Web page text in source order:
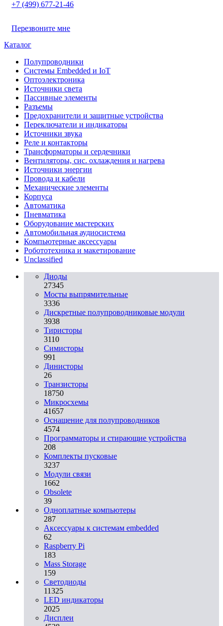
+7 (499) 677-21-46
Перезвоните мне
Каталог
Полупроводники
Системы Embedded и IoT
Oптоэлектроника
Источники света
Пассивные элементы
Разъeмы
Предохранители и защитные устройства
Переключатели и индикаторы
Источники звука
Реле и контакторы
Трансформаторы и сердечники
Вентиляторы, сис. охлаждения и нагрева
Источники энергии
Провода и кабели
Механические элементы
Корпуса
Автоматика
Пневматика
Оборудование мастерских
Автомобильная аудиосистема
Компьютерные аксессуары
Робототехника и макетирование
Unclassified
Диоды
27345
Мосты выпрямительные
3336
Дискретные полупроводниковые модули
3938
Тиристоры
3110
Симисторы
991
Динисторы
26
Транзисторы
18750
Микросхемы
41657
Оснащение для полупроводников
4574
Программаторы и стирающие устройства
208
Комплекты пусковые
3237
Модули связи
1662
Obsolete
39
Одноплатные компьютеры
287
Аксессуары к системам embedded
62
Raspberry Pi
183
Mass Storage
159
Светодиоды
11325
LED индикаторы
2025
Дисплеи